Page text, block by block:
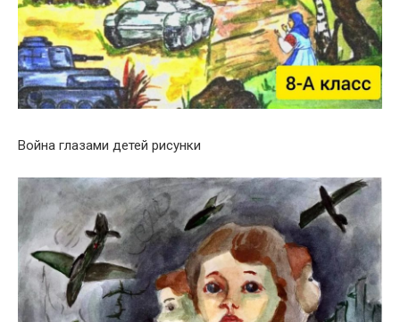
Война глазами детей рисунки